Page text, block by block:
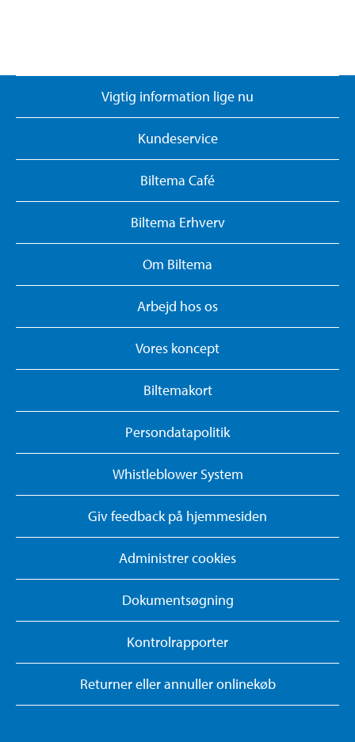
Vigtig information lige nu
Kundeservice
Biltema Café
Biltema Erhverv
Om Biltema
Arbejd hos os
Vores koncept
Biltemakort
Persondatapolitik
Whistleblower System
Giv feedback på hjemmesiden
Administrer cookies
Dokumentsøgning
Kontrolrapporter
Returner eller annuller onlinekøb